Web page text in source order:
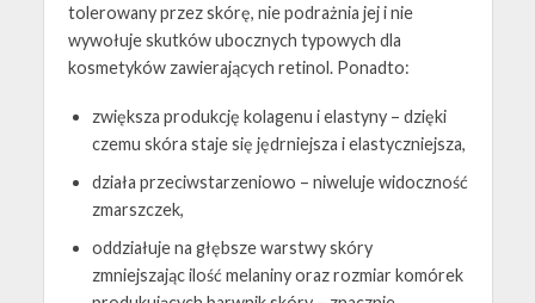
tolerowany przez skórę, nie podrażnia jej i nie
wywołuje skutków ubocznych typowych dla
kosmetyków zawierających retinol. Ponadto:
zwiększa produkcję kolagenu i elastyny – dzięki
czemu skóra staje się jędrniejsza i elastyczniejsza,
działa przeciwstarzeniowo – niweluje widoczność
zmarszczek,
oddziałuje na głębsze warstwy skóry
zmniejszając ilość melaniny oraz rozmiar komórek